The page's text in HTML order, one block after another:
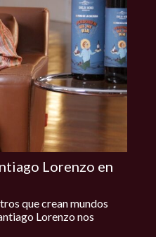
Lorenzo en
que crean mundos
Lorenzo nos